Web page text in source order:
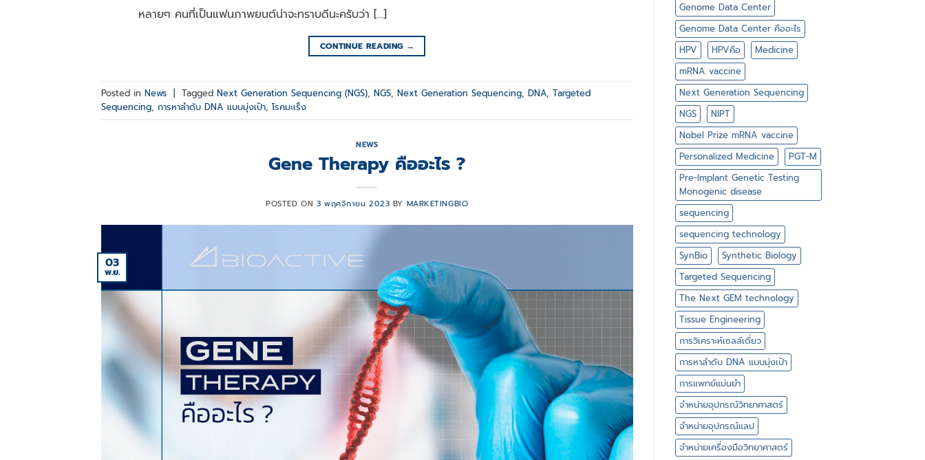
หลายๆ คนที่เป็นแฟนภาพยนต์น่าจะทราบดีนะครับว่า […]
CONTINUE READING →
Posted in News | Tagged Next Generation Sequencing (NGS), NGS, Next Generation Sequencing, DNA, Targeted
Sequencing, การหาลำดับ DNA แบบมุ่งเป้า, โรคมะเร็ง
NEWS
Gene Therapy คืออะไร ?
POSTED ON 3 พฤศจิกายน 2023 BY MARKETINGBIO
03
พ.ย.
Genome Data Center
Genome Data Center คืออะไร
HPV
HPVคือ
Medicine
mRNA vaccine
Next Generation Sequencing
NGS
NIPT
Nobel Prize mRNA vaccine
Personalized Medicine
PGT-M
Pre-Implant Genetic Testing
Monogenic disease
sequencing
sequencing technology
SynBio
Synthetic Biology
Targeted Sequencing
The Next GEM technology
Tissue Engineering
การวิเคราะห์เซลล์เดี่ยว
การหาลำดับ DNA แบบมุ่งเป้า
การแพทย์แม่นยำ
จำหน่ายอุปกรณ์วิทยาศาสตร์
จำหน่ายอุปกรณ์แลป
จำหน่ายเครื่องมือวิทยาศาสตร์